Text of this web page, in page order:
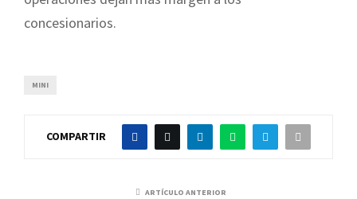
concesionarios.
MINI
COMPARTIR
ARTÍCULO ANTERIOR